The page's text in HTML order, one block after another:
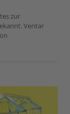
zur
Ventar